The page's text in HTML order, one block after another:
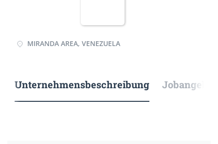
MIRANDA AREA, VENEZUELA
Unternehmensbeschreibung